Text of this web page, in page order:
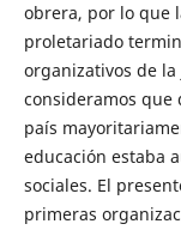
obrera, por lo que
proletariado
organizativos de
consideramos que
país
educación estaba
sociales. El
primeras